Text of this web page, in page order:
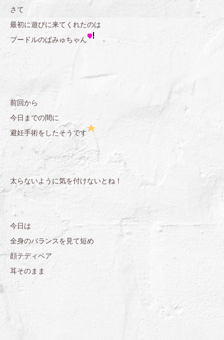
さて
最初に遊びに来てくれたのは
プードルのぱみゅちゃん
前回から
今日までの間に
避妊手術をしたそうです
太らないように気を付けないとね！
今日は
全身のバランスを見て短め
顔テディベア
耳そのまま